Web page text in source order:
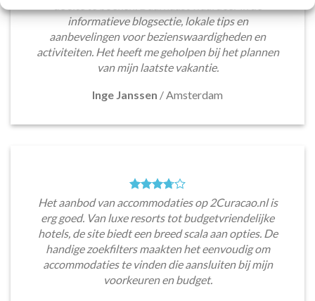
informatieve blogsectie, lokale tips en
aanbevelingen voor bezienswaardigheden en
activiteiten. Het heeft me geholpen bij het plannen
van mijn laatste vakantie.
Inge Janssen /Amsterdam
Het aanbod van accommodaties op 2Curacao.nl is
erg goed. Van luxe resorts tot budgetvriendelijke
hotels, de site biedt een breed scala aan opties. De
handige zoekfilters maakten het eenvoudig om
accommodaties te vinden die aansluiten bij mijn
voorkeuren en budget.